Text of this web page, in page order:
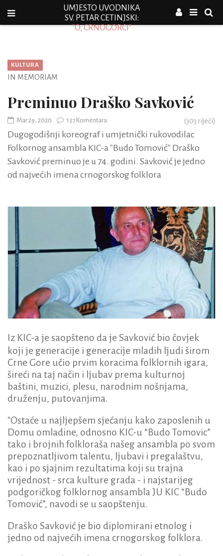
UMJESTO UVODNIKA
SV. PETAR CETINJSKI:
"O, CRNOGORCI"
KULTURA
IN MEMORIAM
Preminuo Draško Savković
Mar 29, 2020 137 Komentara (303 riječi)
Dugogodišnji koreograf i umjetnički rukovodilac
Folkornog ansambla KIC-a "Budo Tomović" Draško
Savković preminuo je u 74. godini. Savković je jedno
od najvećih imena crnogorskog folklora
Iz KIC-a je saopšteno da je Savković bio čovjek
koji je generacije i generacije mladih ljudi širom
Crne Gore učio prvim koracima folklornih igara,
šireći na taj način i ljubav prema kulturnoj
baštini, muzici, plesu, narodnim nošnjama,
druženju, putovanjima.
"Ostaće u najljepšem sjećanju kako zaposlenih u
Domu omladine, odnosno KIC-u “Budo Tomovic”
tako i brojnih folkloraša našeg ansambla po svom
prepoznatljivom talentu, ljubavi i pregalaštvu,
kao i po sjajnim rezultatima koji su trajna
vrijednost - srca kulture grada - i najstarijeg
podgoričkog folklornog ansambla JU KIC “Budo
Tomović”, navodi se u saopštenju.
Draško Savković je bio diplomirani etnolog i
jedno od najvećih imena crnogorskog folklora.